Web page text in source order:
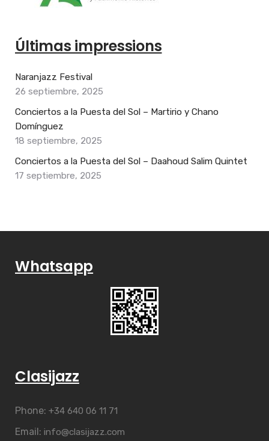
Últimas impressions
Naranjazz Festival
26 septiembre, 2025
Conciertos a la Puesta del Sol – Martirio y Chano
Domínguez
18 septiembre, 2025
Conciertos a la Puesta del Sol – Daahoud Salim Quintet
17 septiembre, 2025
Whatsapp
Clasijazz
Phone: +34 640 06 11 71
Email: info@clasijazz.com